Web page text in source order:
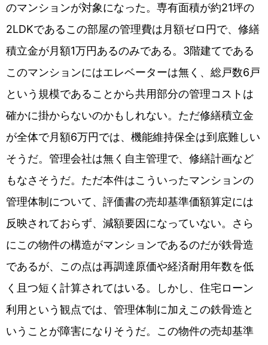
のマンションが対象になった。専有面積が約21坪の
2LDKであるこの部屋の管理費は月額ゼロ円で、修繕
積立金が月額1万円あるのみである。3階建てである
このマンションにはエレベーターは無く、総戸数6戸
という規模であることから共用部分の管理コストは
確かに掛からないのかもしれない。ただ修繕積立金
が全体で月額6万円では、機能維持保全は到底難しい
そうだ。管理会社は無く自主管理で、修繕計画など
もなさそうだ。ただ本件はこういったマンションの
管理体制について、評価書の売却基準価額算定には
反映されておらず、減額要因になっていない。さら
にこの物件の構造がマンションであるのだが鉄骨造
であるが、この点は再調達原価や経済耐用年数を低
く且つ短く計算されてはいる。しかし、住宅ローン
利用という観点では、管理体制に加えこの鉄骨造と
いうことが障害になりそうだ。この物件の売却基準